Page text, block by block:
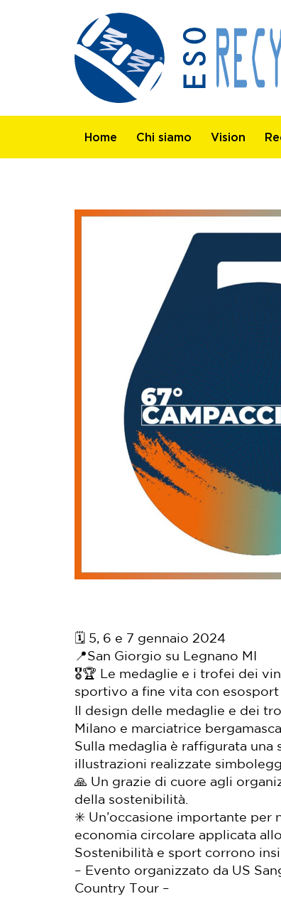
Home Chi siamo Vision
🗓️ 5, 6 e 7 gennaio 2024
📍San Giorgio su Legnano MI
🎖️🏆 Le medaglie e i trofei dei
sportivo a fine vita con
Il design delle medaglie e dei
Milano e marciatrice
Sulla medaglia è raffigurata una
illustrazioni realizzate
🙏 Un grazie di cuore agli
della sostenibilità.
✳️ Un’occasione importante per
economia circolare applicata
Sostenibilità e sport corrono
– Evento organizzato da US
Country Tour –